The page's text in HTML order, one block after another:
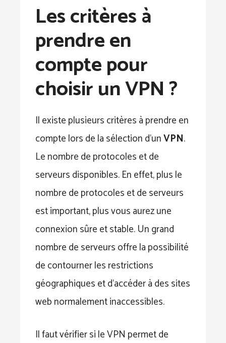
Les critères à
prendre en
compte pour
choisir un VPN ?
Il existe plusieurs critères à prendre en
compte lors de la sélection d’unVPN.
Le nombre de protocoles et de
serveurs disponibles. En effet, plus le
nombre de protocoles et de serveurs
est important, plus vous aurez une
connexion sûre et stable. Un grand
nombre de serveurs offre la possibilité
de contourner les restrictions
géographiques et d’accéder à des sites
web normalement inaccessibles.
Il faut vérifier si le VPN permet de